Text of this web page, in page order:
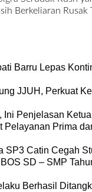
Berkeliaran Rusak
Barru Lepas
JJUH, Perkuat
Penjelasan
Prima
SP3 Catin Cegah
SD – SMP
Berhasil